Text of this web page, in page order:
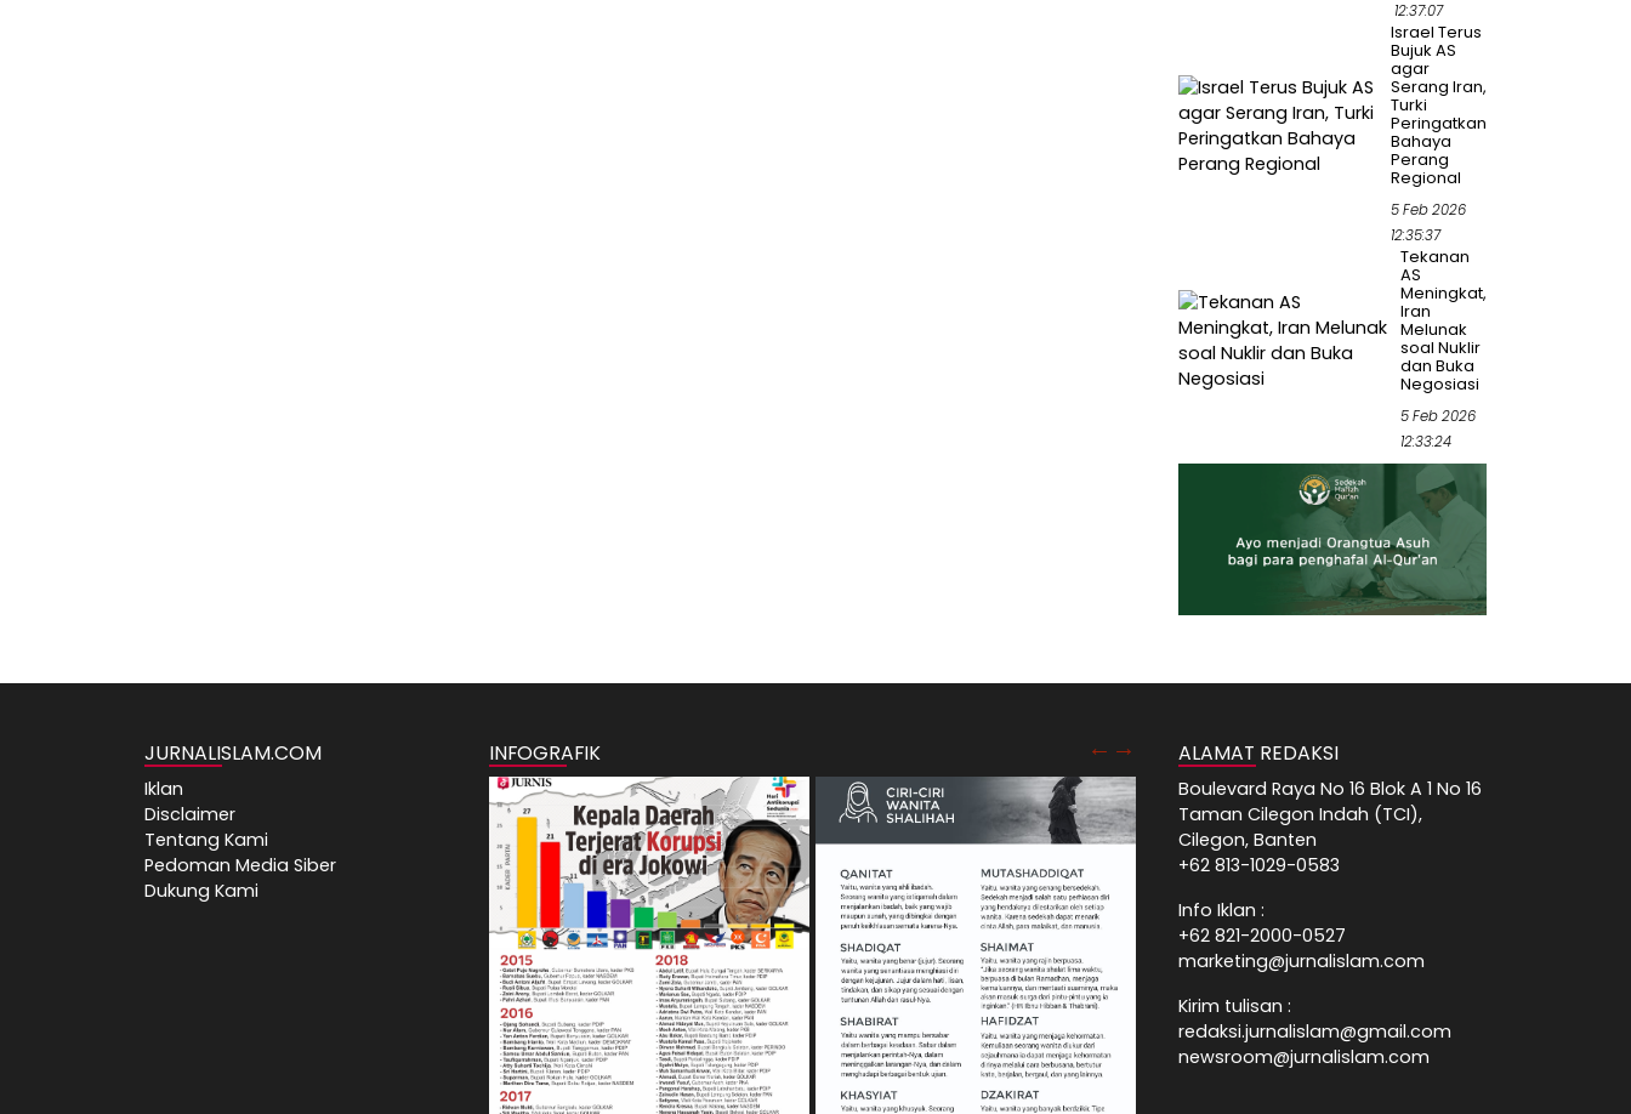
12:37:07
Israel Terus
Bujuk AS
agar
Serang Iran,
Turki
Peringatkan
Bahaya
Perang
Regional
5 Feb 2026
12:35:37
Tekanan
AS
Meningkat,
Iran
Melunak
soal Nuklir
dan Buka
Negosiasi
5 Feb 2026
12:33:24
JURNALISLAM.COM
Iklan
Disclaimer
Tentang Kami
Pedoman Media Siber
Dukung Kami
INFOGRAFIK ALAMAT REDAKSI
Boulevard Raya No 16 Blok A 1 No 16
Taman Cilegon Indah (TCI),
Cilegon, Banten
+62 813-1029-0583
Info Iklan :
+62 821-2000-0527
marketing@jurnalislam.com
Kirim tulisan :
redaksi.jurnalislam@gmail.com
newsroom@jurnalislam.com